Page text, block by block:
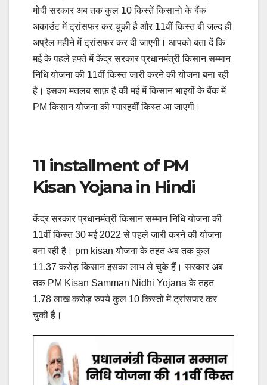
मोदी सरकार अब तक कुल 10 किस्तें किसानो के बैंक
अकाउंट में ट्रांसफर कर चुकी है और 11वीं किस्त बी जल्द ही
अप्रैल महीने में ट्रांसफर कर दी जाएगी। आपको बता दें कि
मई के पहले हफ्ते में केंद्र सरकार प्रधानमंत्री किसान सम्मान
निधि योजना की 11वीं किस्त जारी करने की योजना बना रही
है। इसका मतलब साफ़ है की मई में किसान भाइयों के बैंक में
PM किसान योजना की ग्यारहवीं किस्त आ जाएगी।
11 installment of PM
Kisan Yojana in Hindi
केंद्र सरकार प्रधानमंत्री किसान सम्मान निधि योजना की
11वीं किस्त 30 मई 2022 से पहले जारी करने की योजना
बना रही है। pm kisan योजना के तहत अब तक कुल
11.37 करोड़ किसान इसका लाभ ले चुके हैं। सरकार अब
तक PM Kisan Samman Nidhi Yojana के तहत
1.78 लाख करोड़ रुपये कुल 10 किस्तों में ट्रांसफर कर
चुकी है।